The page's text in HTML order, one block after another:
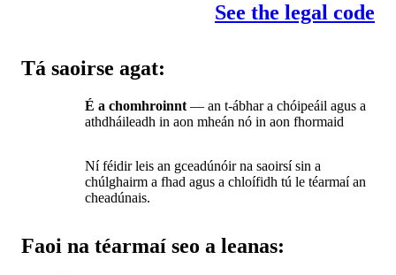
See the legal code
Tá saoirse agat:
É a chomhroinnt — an t-ábhar a chóipeáil agus a
athdháileadh in aon mheán nó in aon fhormaid
Ní féidir leis an gceadúnóir na saoirsí sin a
chúlghairm a fhad agus a chloífidh tú le téarmaí an
cheadúnais.
Faoi na téarmaí seo a leanas: